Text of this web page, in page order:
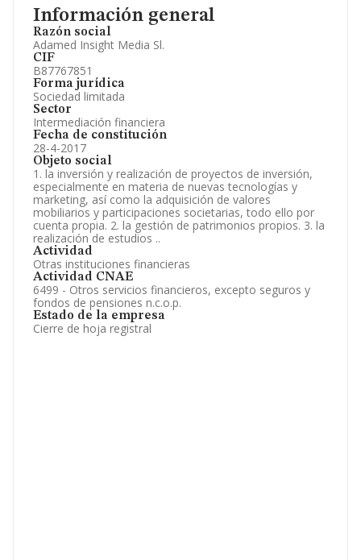
Información general
Razón social
Adamed Insight Media Sl.
CIF
B87767851
Forma jurídica
Sociedad limitada
Sector
Intermediación financiera
Fecha de constitución
28-4-2017
Objeto social
1. la inversión y realización de proyectos de inversión,
especialmente en materia de nuevas tecnologías y
marketing, así como la adquisición de valores
mobiliarios y participaciones societarias, todo ello por
cuenta propia. 2. la gestión de patrimonios propios. 3. la
realización de estudios ..
Actividad
Otras instituciones financieras
Actividad CNAE
6499 - Otros servicios financieros, excepto seguros y
fondos de pensiones n.c.o.p.
Estado de la empresa
Cierre de hoja registral
Información oficial y registral complementaria.